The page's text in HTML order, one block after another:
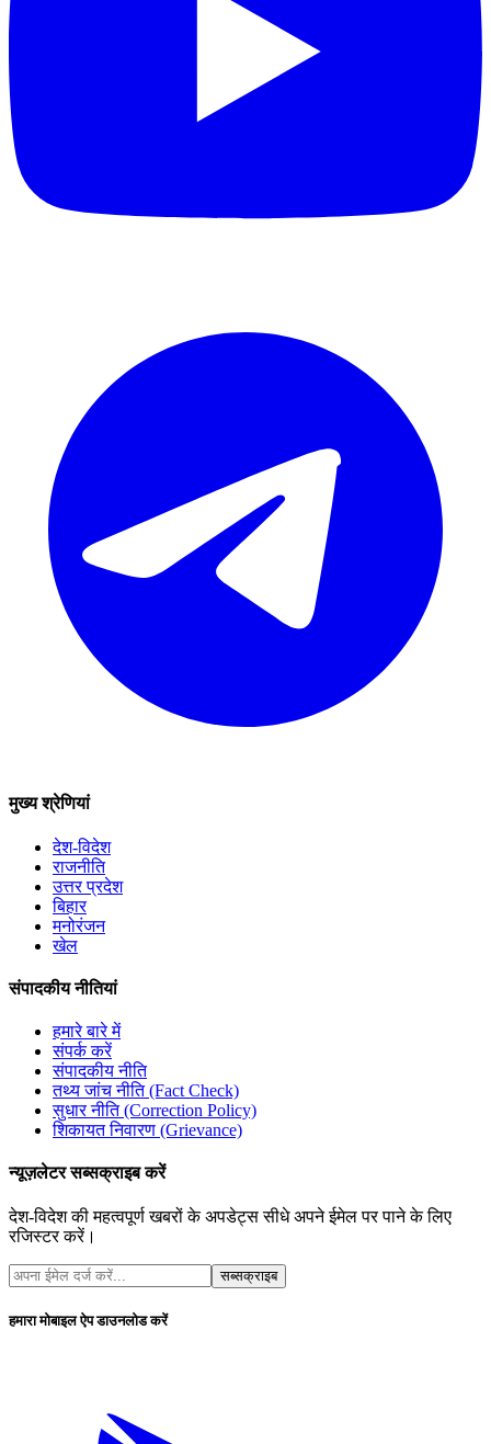
मुख्य श्रेणियां
देश-विदेश
राजनीति
उत्तर प्रदेश
बिहार
मनोरंजन
खेल
संपादकीय नीतियां
हमारे बारे में
संपर्क करें
संपादकीय नीति
तथ्य जांच नीति (Fact Check)
सुधार नीति (Correction Policy)
शिकायत निवारण (Grievance)
न्यूज़लेटर सब्सक्राइब करें
देश-विदेश की महत्वपूर्ण खबरों के अपडेट्स सीधे अपने ईमेल पर पाने के लिए
रजिस्टर करें।
सब्सक्राइब
हमारा मोबाइल ऐप डाउनलोड करें